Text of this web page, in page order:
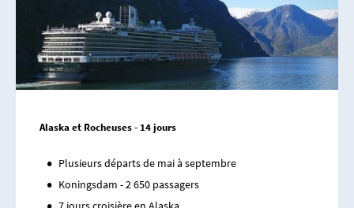
Alaska et Rocheuses - 14 jours
Plusieurs départs de mai à septembre
Koningsdam - 2 650 passagers